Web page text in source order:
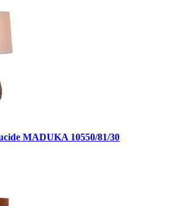
MADUKA 10550/81/30